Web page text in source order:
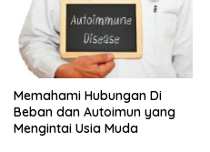
Memahami Hubungan Di
Beban dan Autoimun yang
Mengintai Usia Muda